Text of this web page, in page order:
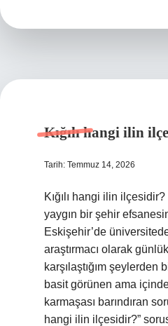
Kığılı hangi ilin
Tarih: Temmuz 14, 2026
Kığılı hangi ilin
yaygın bir şehir
Eskişehir’de
araştırmacı olarak
karşılaştığım şeylerden
basit görünen ama
karmaşası barındıran
hangi ilin ilçesidir?”